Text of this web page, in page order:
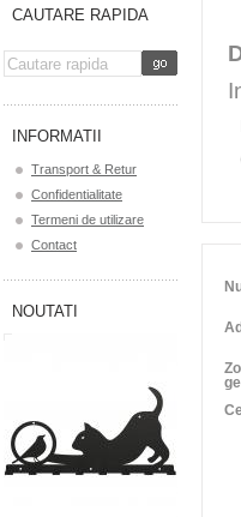
CAUTARE RAPIDA
INFORMATII
Transport & Retur
Confidentialitate
Termeni de utilizare
Contact
NOUTATI